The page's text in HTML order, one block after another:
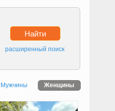
Найти
расширенный поиск
Мужчины Женщины